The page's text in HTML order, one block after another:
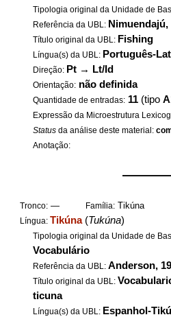
Tipologia original da Unidade de
Referência da UBL: Nimuendajú,
Título original da UBL: Fishing
Língua(s) da UBL: Português-
Direção: Pt → Lt/Id
Orientação: não definida
Quantidade de entradas: 11 (tipo
Expressão da Microestrutura
Status da análise deste material:
Anotação:
Tronco: — Família: Tikúna
Língua: Tikúna(Tukúna)
Tipologia original da Unidade de
Vocabulário
Referência da UBL:Anderson,
Título original da UBL:
ticuna
Língua(s) da UBL: Espanhol-